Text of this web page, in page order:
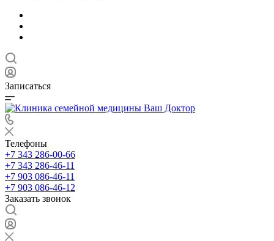
Записаться
Телефоны
+7 343 286-00-66
+7 343 286-46-11
+7 903 086-46-11
+7 903 086-46-12
Заказать звонок